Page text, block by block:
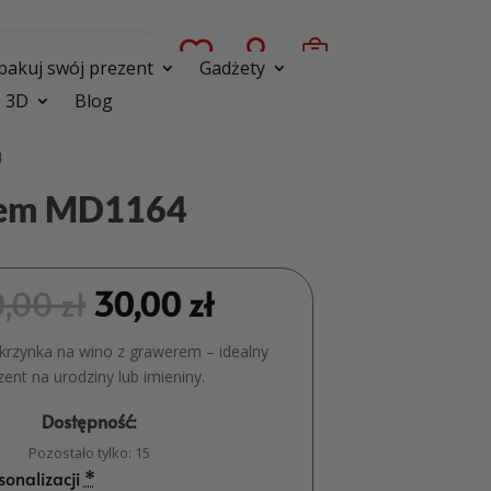
  
swój prezent
Gadżety
3D Blog
MD1164
zł30,00zł
na wino z grawerem – idealny
na urodziny lub imieniny.
Dostępność:
Pozostało tylko: 15
*